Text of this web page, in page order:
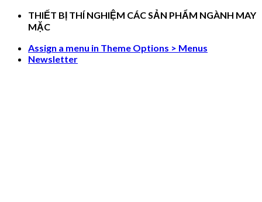
Skip
THIẾT BỊ THÍ NGHIỆM CÁC SẢN PHẨM NGÀNH MAY
MẶC
Assign a menu in Theme Options > Menus
Newsletter